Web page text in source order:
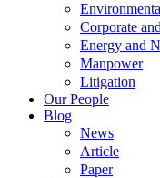
Corporate
Energy and
Manpower
Litigation
Our People
Blog
News
Article
Paper